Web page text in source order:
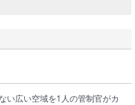
い広い空域を1人の管制官がカ